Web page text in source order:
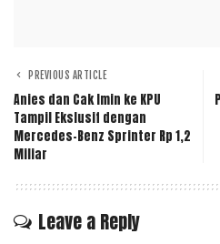
PREVIOUS ARTICLE
Anies dan Cak Imin ke KPU
Tampil Ekslusif dengan
Mercedes-Benz Sprinter Rp 1,2
Miliar
Leave a Reply